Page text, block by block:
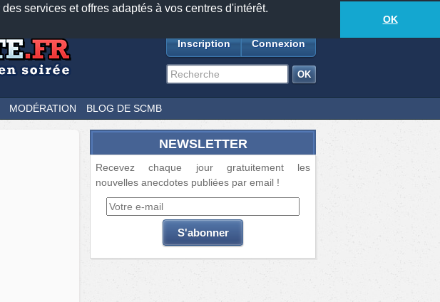
services et offres adaptés à vos centres d'intérêt.
OK
Facebook
TwitterFeeds18881anecdotes-530lecteurs connectés
Inscription Connexion
MODÉRATION BLOG DE SCMB
NEWSLETTER
Recevez chaque jour gratuitement les
nouvelles anecdotes publiées par email !